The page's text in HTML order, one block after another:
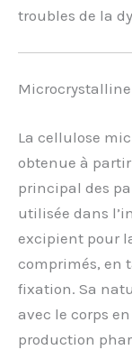
troubles de la
La cellulose
obtenue à
principal des
utilisée dans
excipient pour
comprimés, en
fixation. Sa
avec le corps
production